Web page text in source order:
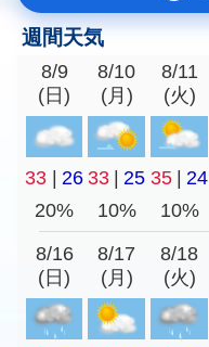
週間天気
8/9
(日)
8/10
(月)
8/11
(火)
33 | 26 33 | 25 35 | 24
20%
10% 10%
8/16
(日)
8/17
(月)
8/18
(火)